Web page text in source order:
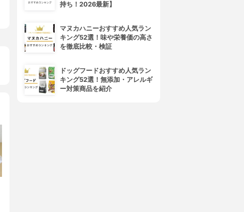
持ち！2026最新】
マヌカハニーおすすめ人気ラン
キング52選！味や栄養価の高さ
を徹底比較・検証
ドッグフードおすすめ人気ラン
キング52選！無添加・アレルギ
ー対策商品を紹介